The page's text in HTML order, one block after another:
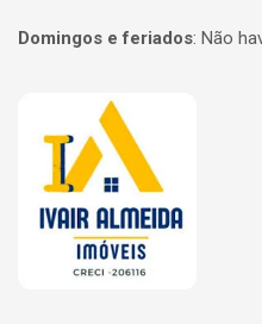
Domingos e feriados: Não
Página inicial